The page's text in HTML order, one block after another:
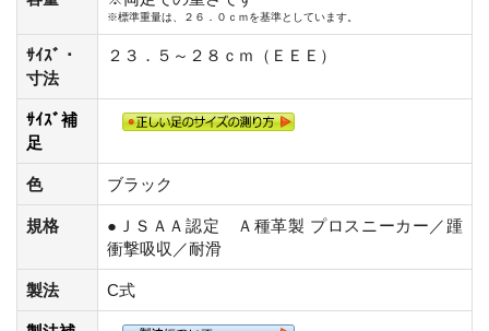
※標準重量は、２６．０ｃｍを基準としています。
ｻｲｽﾞ・
寸法
２３．５～２８ｃｍ（ＥＥＥ）
ｻｲｽﾞ補
足
色 ブラック
規格
●ＪＳＡＡ認定 Ａ種革製 プロスニーカー／踵
衝撃吸収／耐滑
製法 C式